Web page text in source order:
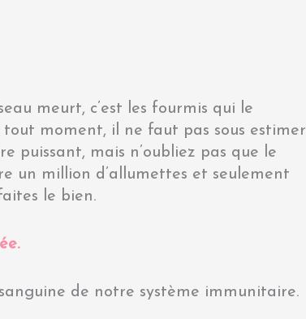
meurt, c’est les fourmis qui le
moment, il ne faut pas sous estimer
puissant, mais n’oubliez pas que le
un million d’allumettes et seulement
le bien.
de notre système immunitaire.